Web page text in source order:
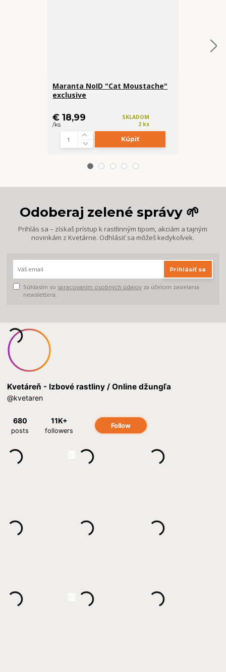
Maranta NoID "Cat Moustache"
exclusive
€ 18,99
/ks
SKLADOM
2 ks
Kúpiť
Odoberaj zelené správy 🌱
Prihlás sa – získaš prístup k rastlinným tipom, akciám a tajným
novinkám z Kvetárne. Odhlásiť sa môžeš kedykoľvek.
Prihlásiť sa
Súhlasím so spracovaním osobných údajov za účelom zasielania
newslettera.